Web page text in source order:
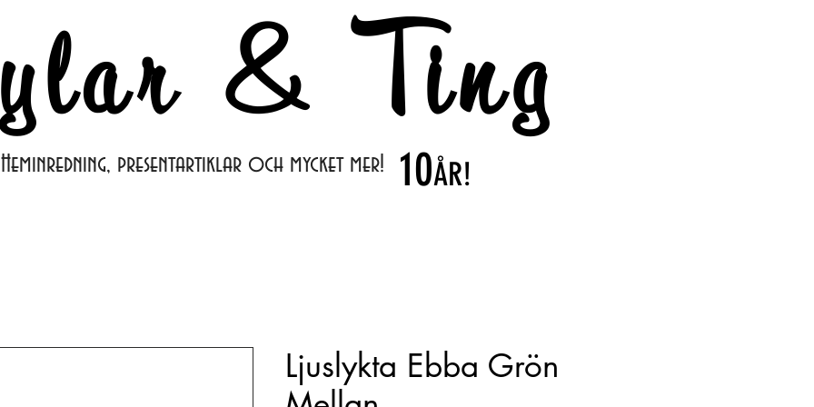
& Ting
Heminredning, presentartiklar och mycket mer! 10ÅR!
Ljuslykta Ebba Grön